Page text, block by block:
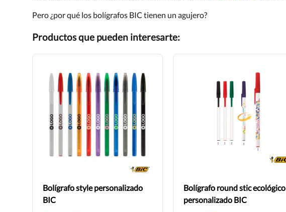
Pero ¿por qué los bolígrafos BIC tienen un agujero?
Productos que pueden interesarte:
Bolígrafo style personalizado
BIC
Bolígrafo round stic ecológico
personalizado BIC